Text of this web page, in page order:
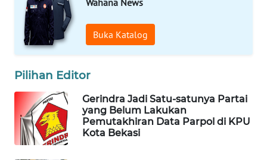
Buka Katalog
Pilihan Editor
Gerindra Jadi Satu-satunya Partai
yang Belum Lakukan
Pemutakhiran Data Parpol di KPU
Kota Bekasi
PORTAL
KONSUMEN
FORWAMKI
ALPERKLINAS
FORJASIDA